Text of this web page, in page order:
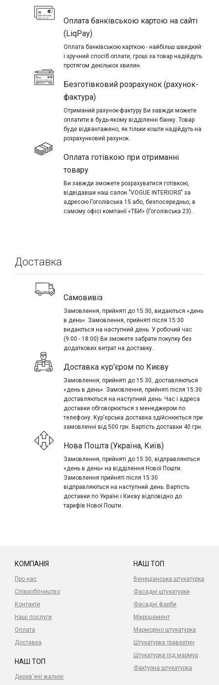
Оплата банківською картою на сайті
(LiqPay)
Оплата банківською карткою - найбільш швидкий
і зручний спосіб оплати, гроші за товар надійдуть
протягом декількох хвилин.
Безготівковий розрахунок (рахунок-
фактура)
Отриманий рахунок-фактуру Ви завжди можете
оплатити в будь-якому відділенні банку. Товар
буде відвантажено, як тільки кошти надійдуть на
розрахунковий рахунок.
Оплата готівкою при отриманні
товару
Ви завжди зможете розрахуватися готівкою,
відвідавши наш салон "VOGUE INTERIORS" за
адресою Гоголівська 15 або, безпосередньо, в
самому офісі компанії «ТБИ» (Гоголівська 23).
Доставка
Самовивіз
Замовлення, прийняті до 15:30, видаються «день
в день». Замовлення, прийняті після 15:30
видаються на наступний день. У робочий час
(9:00 - 18:00) Ви зможете забрати покупку без
додаткових витрат на доставку.
Доставка кур'єром по Києву
Замовлення, прийняті до 15:30, доставляються
«день в день». Замовлення, прийняті після 15:30
доставляються на наступний день. Час і адреса
доставки обговорюється з менеджером по
телефону. Кур'єрська доставка здійснюється при
замовленні від 500 грн. Вартість доставки 40 грн.
Нова Пошта (Україна, Київ)
Замовлення, прийняті до 15:30, відправляються
«день в день» на відділення Нової Пошти.
Замовлення прийняті після 15:30
відправляються на наступний день. Вартість
доставки по Україні і Києву відповідно до
тарифів Нової Пошти.
КОМПАНІЯ
Про нас
Співробітництво
Контакти
Наші послуги
Оплата
Доставка
НАШ ТОП
Венеціанська штукатурка
Фасадні штукатурки
Фасадні фарби
Мікроцемент
Марморіно штукатурка
Штукатурка травертин
Штукатурка під мармур
Фактурна штукатурка
НАШ ТОП
Дерев'яні жалюзі